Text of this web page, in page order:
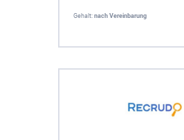
Gehalt: nach Vereinbarung